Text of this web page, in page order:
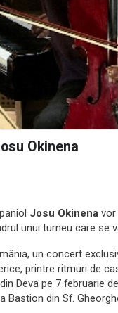
Okinena
Josu Okinena vor
unui turneu care se
un concert
printre ritmuri de
Deva pe 7 februarie
din Sf.